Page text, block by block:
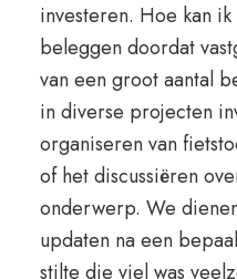
investeren. Hoe kan
beleggen doordat
van een groot aantal
in diverse projecten
organiseren van
of het discussiëren
onderwerp. We
updaten na een
stilte die viel was